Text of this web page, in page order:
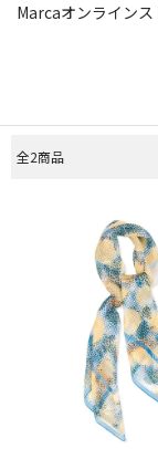
Marcaオンライン
全2商品